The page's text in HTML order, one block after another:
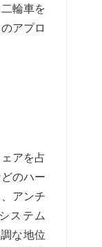
輪車を
アプロ
アを占
のハー
アンチ
ステム
な地位